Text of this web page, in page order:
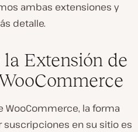
ambas extensiones y
detalle.
Extensión de
WooCommerce, la forma
en su sitio es